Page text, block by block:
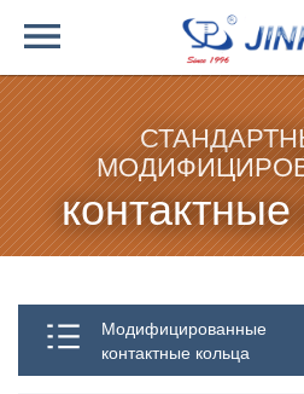
Модифицированные
контактные кольца